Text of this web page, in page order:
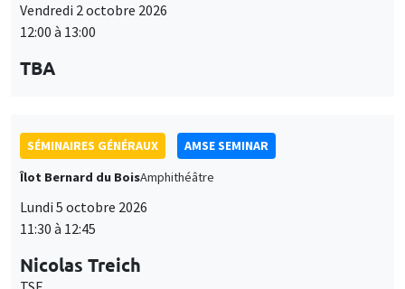
12:00 à 13:00
TBA
SÉMINAIRES GÉNÉRAUX
AMSE SEMINAR
Îlot Bernard du Bois
Amphithéâtre
Lundi 5 octobre 2026
11:30 à 12:45
Nicolas Treich
TSE